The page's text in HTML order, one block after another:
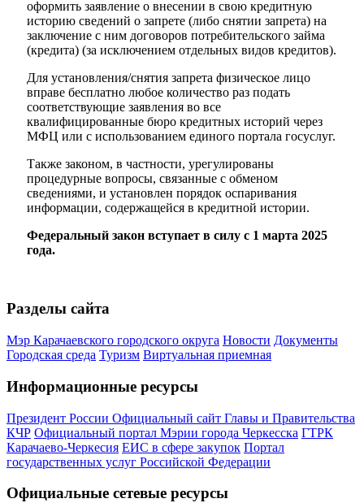
оформить заявление о внесении в свою кредитную
историю сведений о запрете (либо снятии запрета) на
заключение с ним договоров потребительского займа
(кредита) (за исключением отдельных видов кредитов).
Для установления/снятия запрета физическое лицо
вправе бесплатно любое количество раз подать
соответствующие заявления во все
квалифицированные бюро кредитных историй через
МФЦ или с использованием единого портала госуслуг.
Также законом, в частности, урегулированы
процедурные вопросы, связанные с обменом
сведениями, и установлен порядок оспаривания
информации, содержащейся в кредитной истории.
Федеральный закон вступает в силу с 1 марта 2025
года.
Разделы сайта
Мэр Карачаевского городского округа Новости Документы
Городская среда Туризм Виртуальная приемная
Информационные ресурсы
Президент России Официальный сайт Главы и Правительства
КЧР Официальный портал Мэрии города Черкесска ГТРК
Карачаево-Черкесия ЕИС в сфере закупок Портал
государственных услуг Российской Федерации
Официальные сетевые ресурсы